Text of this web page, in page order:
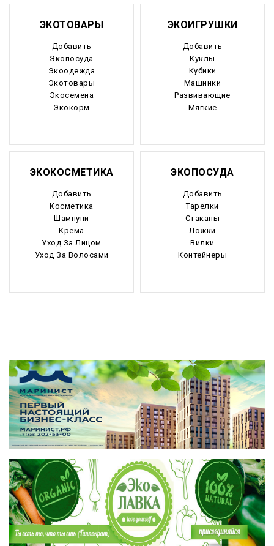
ЭКОТОВАРЫ
Добавить
Экопосуда
Экоодежда
Экотовары
Экосемена
Экокорм
ЭКОИГРУШКИ
Добавить
Куклы
Кубики
Машинки
Развивающие
Мягкие
ЭКОКОСМЕТИКА
Добавить
Косметика
Шампуни
Крема
Уход За Лицом
Уход За Волосами
ЭКОПОСУДА
Добавить
Тарелки
Стаканы
Ложки
Вилки
Контейнеры